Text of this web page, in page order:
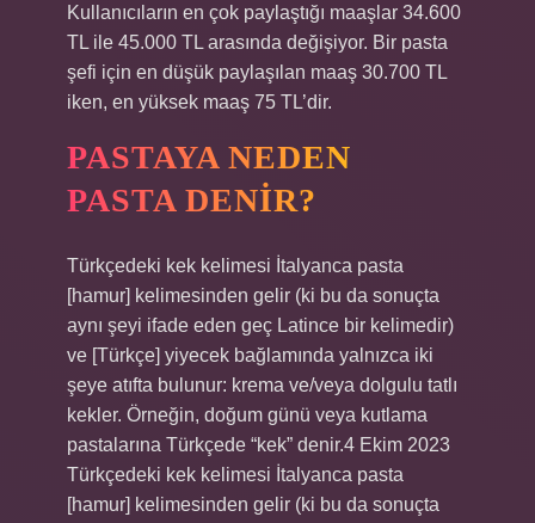
Kullanıcıların en çok paylaştığı maaşlar 34.600
TL ile 45.000 TL arasında değişiyor. Bir pasta
şefi için en düşük paylaşılan maaş 30.700 TL
iken, en yüksek maaş 75 TL’dir.
PASTAYA NEDEN
PASTA DENIR?
Türkçedeki kek kelimesi İtalyanca pasta
[hamur] kelimesinden gelir (ki bu da sonuçta
aynı şeyi ifade eden geç Latince bir kelimedir)
ve [Türkçe] yiyecek bağlamında yalnızca iki
şeye atıfta bulunur: krema ve/veya dolgulu tatlı
kekler. Örneğin, doğum günü veya kutlama
pastalarına Türkçede “kek” denir.4 Ekim 2023
Türkçedeki kek kelimesi İtalyanca pasta
[hamur] kelimesinden gelir (ki bu da sonuçta